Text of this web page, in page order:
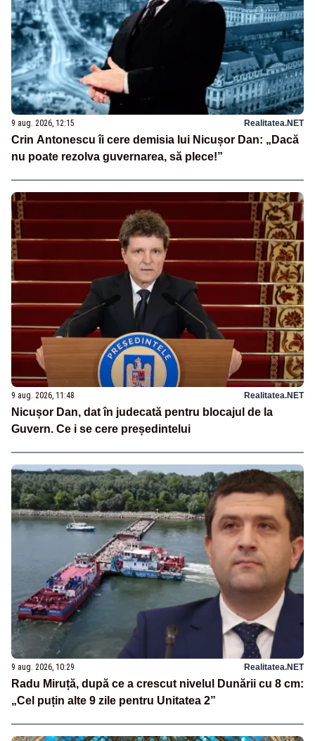
9 aug. 2026, 12:15 Realitatea.NET
Crin Antonescu îi cere demisia lui Nicușor Dan: „Dacă
nu poate rezolva guvernarea, să plece!”
9 aug. 2026, 11:48 Realitatea.NET
Nicușor Dan, dat în judecată pentru blocajul de la
Guvern. Ce i se cere președintelui
9 aug. 2026, 10:29 Realitatea.NET
Radu Miruță, după ce a crescut nivelul Dunării cu 8 cm:
„Cel puțin alte 9 zile pentru Unitatea 2”